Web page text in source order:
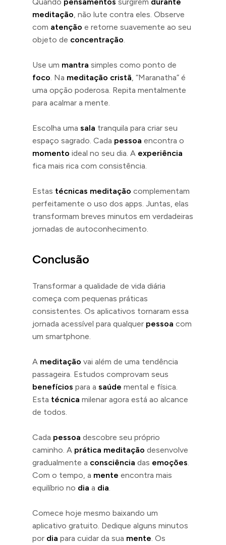
meditação, não lute contra eles. Observe
com atenção e retorne suavemente ao seu
objeto de concentração.
Use um mantra simples como ponto de
foco. Na meditação cristã, “Maranatha” é
uma opção poderosa. Repita mentalmente
para acalmar a mente.
Escolha uma sala tranquila para criar seu
espaço sagrado. Cada pessoa encontra o
momento ideal no seu dia. A experiência
fica mais rica com consistência.
Estas técnicas meditação complementam
perfeitamente o uso dos apps. Juntas, elas
transformam breves minutos em verdadeiras
jornadas de autoconhecimento.
Conclusão
Transformar a qualidade de vida diária
começa com pequenas práticas
consistentes. Os aplicativos tornaram essa
jornada acessível para qualquer pessoa com
um smartphone.
A meditação vai além de uma tendência
passageira. Estudos comprovam seus
benefícios para a saúde mental e física.
Esta técnica milenar agora está ao alcance
de todos.
Cada pessoa descobre seu próprio
caminho. A prática meditação desenvolve
gradualmente a consciência das emoções.
Com o tempo, a mente encontra mais
equilíbrio no dia a dia.
Comece hoje mesmo baixando um
aplicativo gratuito. Dedique alguns minutos
por dia para cuidar da sua mente. Os